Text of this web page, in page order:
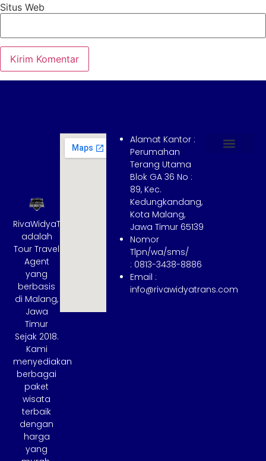
Situs Web
RivaWidyaTrans
adalah
Tour Travel
Agent
yang
berbasis
di Malang,
Jawa
Timur
Sejak 2018.
Kami
menyediakan
berbagai
paket
wisata
terbaik
dengan
harga
yang
Alamat Kantor :
Perumahan
Terang Utama
Blok GA 36 No :
89, Kec.
Kedungkandang,
Kota Malang,
Jawa Timur 65139
Nomor
Tlpn/wa/sms/
: 0813-3438-8886
Email :
info@rivawidyatrans.com